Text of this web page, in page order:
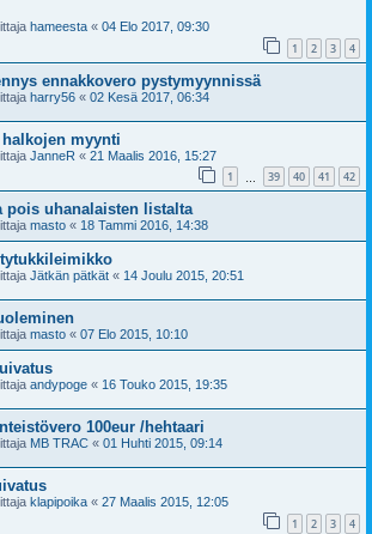
hameesta « 04 Elo 2017, 09:30
1 2 3 4
ennakkovero pystymyynnissä
harry56 « 02 Kesä 2017, 06:34
myynti
JanneR « 21 Maalis 2016, 15:27
1 39 40 41 42
pois uhanalaisten listalta
masto « 18 Tammi 2016, 14:38
Jätkän pätkät « 14 Joulu 2015, 20:51
masto « 07 Elo 2015, 10:10
andypoge « 16 Touko 2015, 19:35
100eur /hehtaari
MB TRAC « 01 Huhti 2015, 09:14
klapipoika « 27 Maalis 2015, 12:05
1 2 3 4